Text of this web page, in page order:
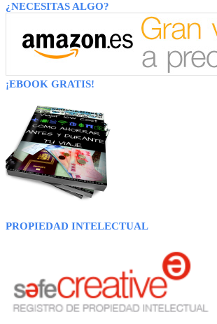
¿NECESITAS ALGO?
¡EBOOK GRATIS!
PROPIEDAD INTELECTUAL